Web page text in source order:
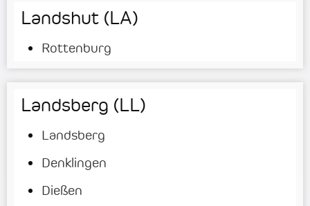
Landshut (LA)
Rottenburg
Landsberg (LL)
Landsberg
Denklingen
Dießen